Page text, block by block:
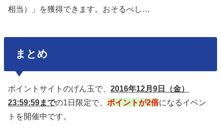
相当）」を獲得できます。おそるべし…
まとめ
ポイントサイトのげん玉で、2016年12月9日（金）
23:59:59までの1日限定で、ポイントが2倍になるイベン
トを開催中です。